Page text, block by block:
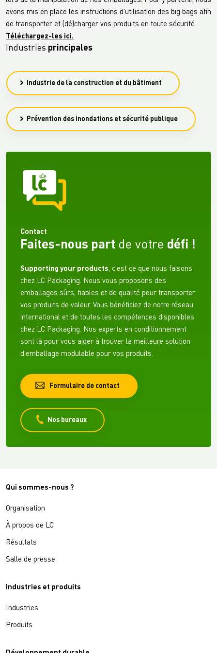
avons mis en place les instructions d’utilisation des big bags afin
de transporter et (dé)charger vos produits en toute sécurité.
Téléchargez-les ici.
Industries principales
Industrie de la construction et du bâtiment
Prévention des inondations et sécurité publique
Contact
Faites-nous part de votre défi !
Supporting your products, c’est ce que nous faisons
chez LC Packaging. Nous vous proposons des
emballages sûrs, fiables et de qualité pour transporter
vos produits de valeur. Vous bénéficiez de notre réseau
international et de toutes les compétences disponibles
chez LC Packaging. Nos experts en conditionnement
sont là pour vous aider à trouver la meilleure solution
d’emballage modulable pour vos produits.
Formulaire de contact
Nos bureaux
Qui sommes-nous ?
Organisation
À propos de LC
Résultats
Salle de presse
Industries et produits
Industries
Produits